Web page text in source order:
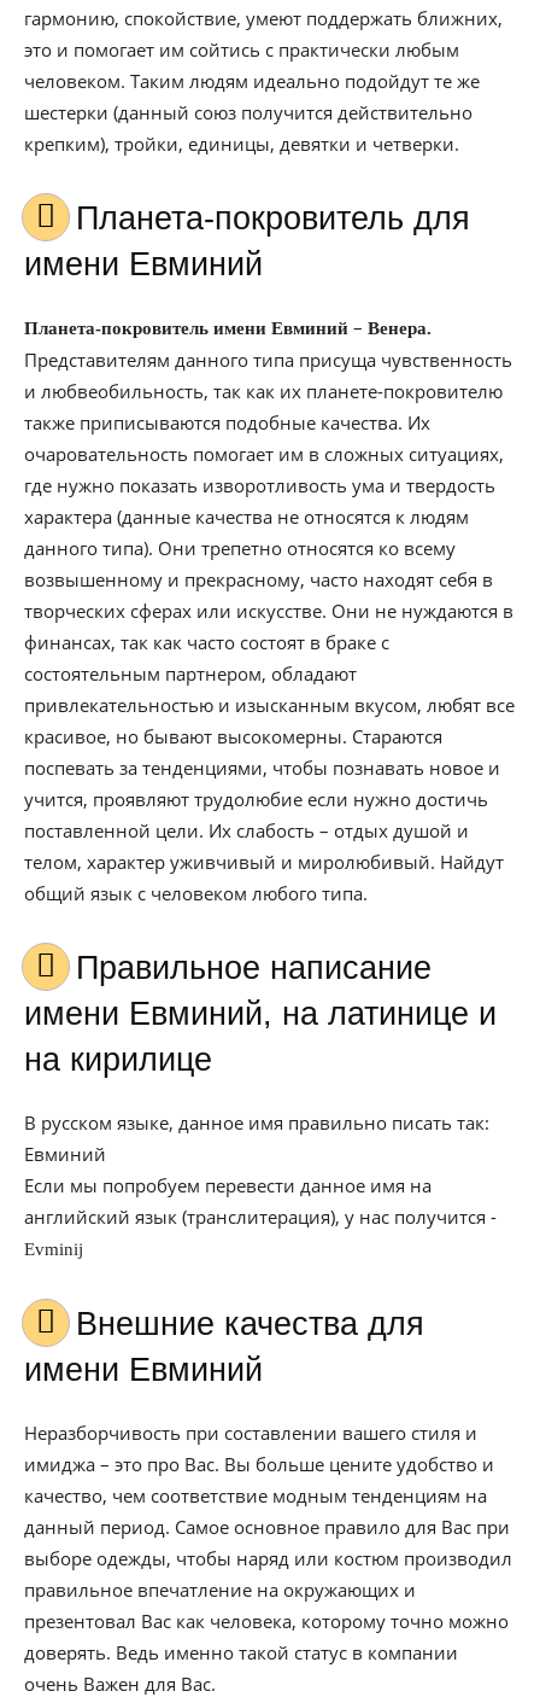
гармонию, спокойствие, умеют поддержать ближних,
это и помогает им сойтись с практически любым
человеком. Таким людям идеально подойдут те же
шестерки (данный союз получится действительно
крепким), тройки, единицы, девятки и четверки.
Планета-покровитель для
имени Евминий
Планета-покровитель имени Евминий – Венера.
Представителям данного типа присуща чувственность
и любвеобильность, так как их планете-покровителю
также приписываются подобные качества. Их
очаровательность помогает им в сложных ситуациях,
где нужно показать изворотливость ума и твердость
характера (данные качества не относятся к людям
данного типа). Они трепетно относятся ко всему
возвышенному и прекрасному, часто находят себя в
творческих сферах или искусстве. Они не нуждаются в
финансах, так как часто состоят в браке с
состоятельным партнером, обладают
привлекательностью и изысканным вкусом, любят все
красивое, но бывают высокомерны. Стараются
поспевать за тенденциями, чтобы познавать новое и
учится, проявляют трудолюбие если нужно достичь
поставленной цели. Их слабость – отдых душой и
телом, характер уживчивый и миролюбивый. Найдут
общий язык с человеком любого типа.
Правильное написание
имени Евминий, на латинице и
на кирилице
В русском языке, данное имя правильно писать так:
Евминий
Если мы попробуем перевести данное имя на
английский язык (транслитерация), у нас получится -
Evminij
Внешние качества для
имени Евминий
Неразборчивость при составлении вашего стиля и
имиджа – это про Вас. Вы больше цените удобство и
качество, чем соответствие модным тенденциям на
данный период. Самое основное правило для Вас при
выборе одежды, чтобы наряд или костюм производил
правильное впечатление на окружающих и
презентовал Вас как человека, которому точно можно
доверять. Ведь именно такой статус в компании
очень Важен для Вас.